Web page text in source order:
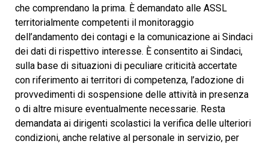
che comprendano la prima. È demandato alle ASSL
territorialmente competenti il monitoraggio
dell’andamento dei contagi e la comunicazione ai Sindaci
dei dati di rispettivo interesse. È consentito ai Sindaci,
sulla base di situazioni di peculiare criticità accertate
con riferimento ai territori di competenza, l’adozione di
provvedimenti di sospensione delle attività in presenza
o di altre misure eventualmente necessarie. Resta
demandata ai dirigenti scolastici la verifica delle ulteriori
condizioni, anche relative al personale in servizio, per